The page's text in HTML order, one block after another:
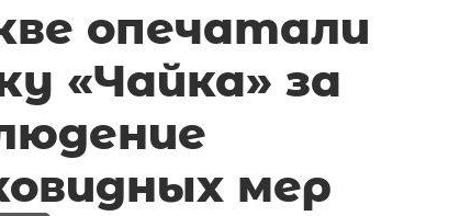
опечатали
«Чайка» за
мер